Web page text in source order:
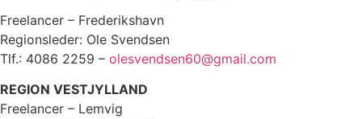
Freelancer – Frederikshavn
Regionsleder: Ole Svendsen
Tlf.: 4086 2259 – olesvendsen60@gmail.com
REGION VESTJYLLAND
Freelancer – Lemvig